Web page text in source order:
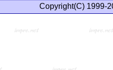
Copyright(C) 1999-